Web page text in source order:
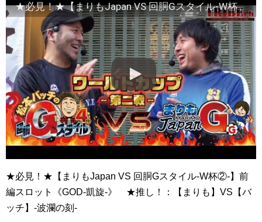
★必見！★【まりもJapan VS 回胴Gスタイル-W杯②-】前編スロット《GOD-凱旋-》 ★推し！：【まりも】VS【バッチ】-波瀾の刻-
★必見！★【まりもJapan VS 回胴Gスタイル-W杯②-】前
編スロット《GOD-凱旋-》 ★推し！：【まりも】VS【バ
ッチ】-波瀾の刻-